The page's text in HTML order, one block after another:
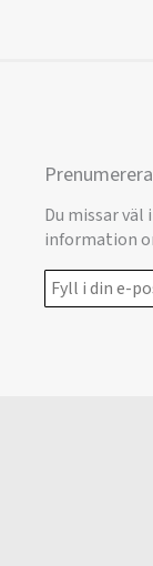
Du missar
information